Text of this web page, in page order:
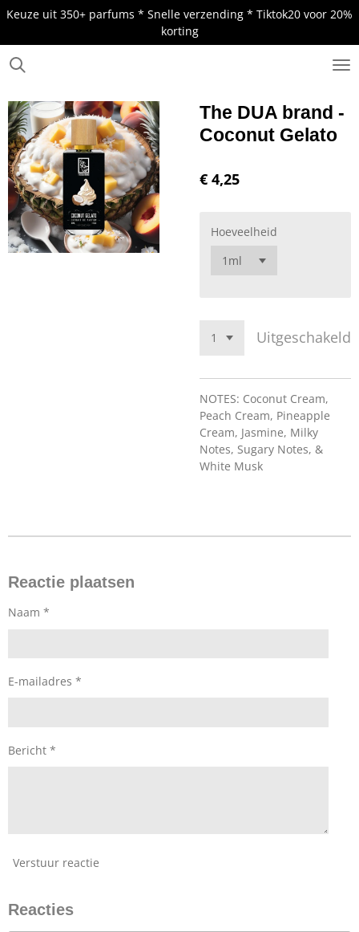
Ga
naar
de
Keuze uit 350+ parfums * Snelle verzending * Tiktok20 voor 20%
korting
The DUA brand -
Coconut Gelato
€ 4,25
Hoeveelheid
Uitgeschakeld
NOTES: Coconut Cream,
Peach Cream, Pineapple
Cream, Jasmine, Milky
Notes, Sugary Notes, &
White Musk
Reactie plaatsen
Naam *
E-mailadres *
Bericht *
Verstuur reactie
Reacties